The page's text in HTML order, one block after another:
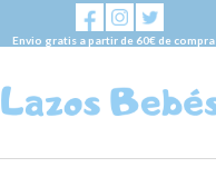
Envio gratis a partir de 60€ de compra